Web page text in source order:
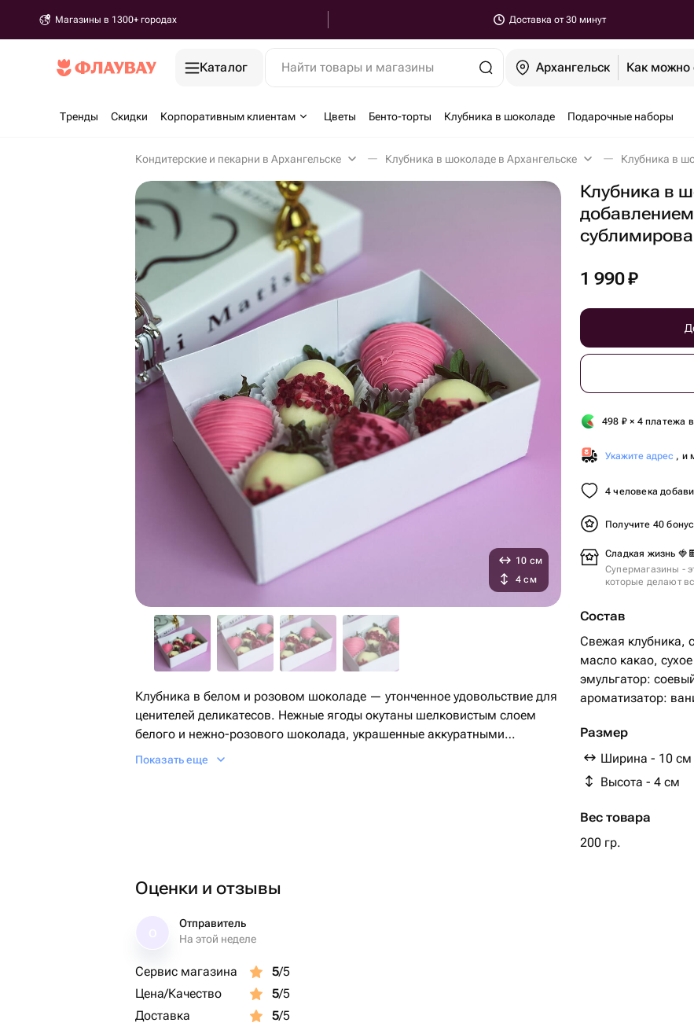
Магазины в 1300+ городах Доставка от 30 минут
Каталог Найти товары и магазины Архангельск Как можно
Тренды Скидки Корпоративным клиентам Цветы Бенто-торты Клубника в шоколаде Подарочные наборы
Кондитерские и пекарни в Архангельске Клубника в шоколаде в Архангельске
Клубника в
добавлением
1 990₽
498 ₽ × 4 платежа
Укажите адрес , и
4 человека
Получите 40
Сладкая жизнь
Супермагазины -
которые делают
Состав
Свежая клубника,
масло какао,
эмульгатор:
ароматизатор:
Размер
Ширина - 10 см
Высота - 4 см
Вес товара
200 гр.
10 см
4 см
Клубника в белом и розовом шоколаде — утонченное удовольствие для
ценителей деликатесов. Нежные ягоды окутаны шелковистым слоем
белого и нежно-розового шоколада, украшенные аккуратными
горизонтальными полосками, создающими стильный дизайн. Верхушку
Показать еще
Оценки и отзывы
Отправитель
На этой неделе
Сервис магазина 5/5
Цена/Качество
5/5
Доставка
5/5